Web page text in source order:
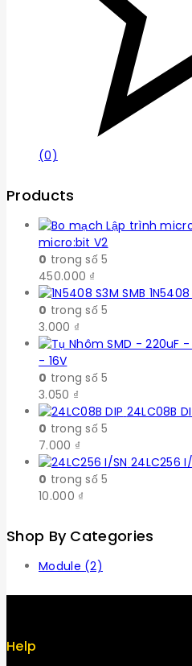
(0)
Products
micro:bit V2
0 trong số 5
450.000 ₫
1N5408
0 trong số 5
3.000 ₫
- 16V
0 trong số 5
3.050 ₫
24LC08B
0 trong số 5
7.000 ₫
24LC256 I/
0 trong số 5
10.000 ₫
Shop By Categories
Module (2)
Help